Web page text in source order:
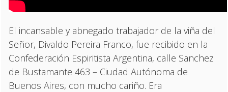
El incansable y abnegado trabajador de la viña del
Señor, Divaldo Pereira Franco, fue recibido en la
Confederación Espiritista Argentina, calle Sanchez
de Bustamante 463 – Ciudad Autónoma de
Buenos Aires, con mucho cariño. Era